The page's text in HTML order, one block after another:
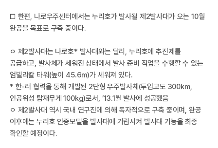
항
□ 한편, 나로우주센터에서는 누리호가 발사될 제2발사대가 오는 10월
완공을 목표로 구축 중이다.
ㅇ 제2발사대는 나로호* 발사대와는 달리, 누리호에 추진제를
공급하고, 발사체가 세워진 상태에서 발사 준비 작업을 수행할 수 있는
엄빌리칼 타워(높이 45.6m)가 세워져 있다.
* 한-러 협력을 통해 개발된 2단형 우주발사체(투입고도 300km,
인공위성 탑재무게 100kg)로서, ’13.1월 발사에 성공했음
ㅇ 제2발사대 역시 국내 연구진에 의해 독자적으로 구축 중이며, 완공
이후에는 누리호 인증모델을 발사대에 기립시켜 발사대 기능을 최종
확인할 예정이다.